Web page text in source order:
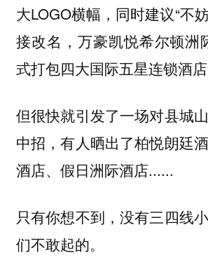
大LOGO横幅，同时建议“不
接改名，万豪凯悦希尔顿洲
式打包四大国际五星连锁酒店
但很快就引发了一场对县城
中招，有人晒出了柏悦朗廷
酒店、假日洲际酒店......
只有你想不到，没有三四线
们不敢起的。